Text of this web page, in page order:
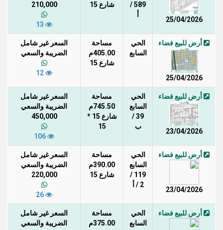
25/04/2026
589 /
شارع 15
210,000
أرض للبيع فضاء
25/04/2026
الحي
السابع
مساحة
405.00م
شارع 15
السعر غير شامل
الضريبة والسعي
أرض للبيع فضاء
23/04/2026
الحي
السابع
39 /
ب
مساحة
745.50م
شارع 15 *
15
السعر غير شامل
الضريبة والسعي
450,000
أرض للبيع فضاء
23/04/2026
الحي
السابع
119 /
2 / أ
مساحة
390.00م
شارع 15
السعر غير شامل
الضريبة والسعي
220,000
أرض للبيع فضاء
الحي
السابع
مساحة
375.00م
السعر غير شامل
الضريبة والسعي